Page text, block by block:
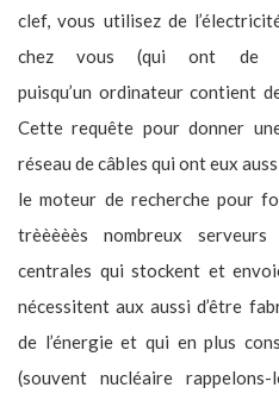
clef, vous utilisez de
chez vous (qui ont de
puisqu’un ordinateur contient
Cette requête pour donner
réseau de câbles qui ont eux
le moteur de recherche pour
trèèèèès nombreux
centrales qui stockent et
nécessitent aux aussi d’être
de l’énergie et qui en plus
(souvent nucléaire